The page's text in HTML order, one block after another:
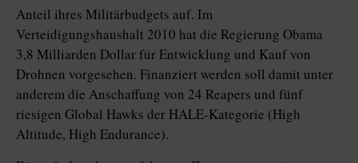
Anteil ihres Militärbudgets auf. Im
Verteidigungshaushalt 2010 hat die Regierung Obama
3,8 Milliarden Dollar für Entwicklung und Kauf von
Drohnen vorgesehen. Finanziert werden soll damit unter
anderem die Anschaffung von 24 Reapers und fünf
riesigen Global Hawks der HALE-Kategorie (High
Altitude, High Endurance).